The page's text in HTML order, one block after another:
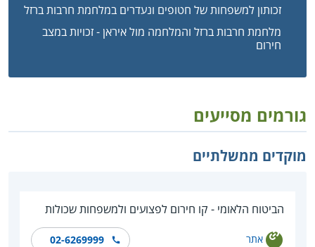
זכותון למשפחות של חטופים ונעדרים במלחמת חרבות ברזל
מלחמת חרבות ברזל והמלחמה מול איראן - זכויות במצב
חירום
גורמים מסייעים
מוקדים ממשלתיים
הביטוח הלאומי - קו חירום לפצועים ולמשפחות שכולות
אתר 02-6269999